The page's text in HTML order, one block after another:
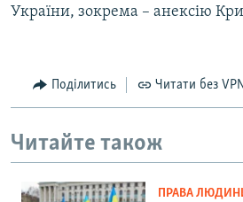
України, зокрема – анексію
Поділитись Читати без
Читайте також
ПРАВА